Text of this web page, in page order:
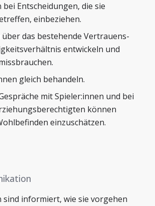
bei Entscheidungen, die sie
einbeziehen.
das bestehende Vertrauens-
entwickeln und
gleich behandeln.
mit Spieler:innen und bei
können
einzuschätzen.
sind informiert, wie sie vorgehen